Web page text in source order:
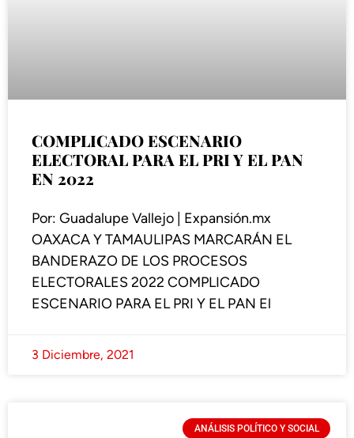
COMPLICADO ESCENARIO
ELECTORAL PARA EL PRI Y EL PAN
EN 2022
Por: Guadalupe Vallejo | Expansión.mx
OAXACA Y TAMAULIPAS MARCARÁN EL
BANDERAZO DE LOS PROCESOS
ELECTORALES 2022 COMPLICADO
ESCENARIO PARA EL PRI Y EL PAN El
3 Diciembre, 2021
ANÁLISIS POLÍTICO Y SOCIAL